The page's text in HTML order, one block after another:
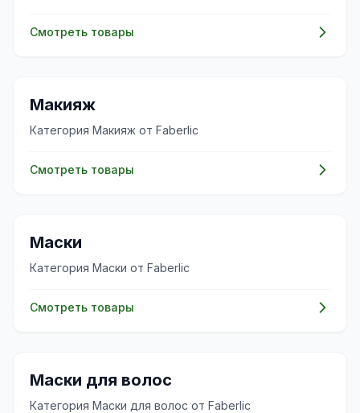
Смотреть товары
💄
Макияж
Категория Макияж от Faberlic
Смотреть товары
✨
Маски
Категория Маски от Faberlic
Смотреть товары
💇‍♀️
Маски для волос
Категория Маски для волос от Faberlic